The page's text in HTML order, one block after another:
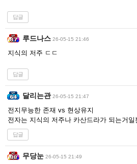
답글
루드나스 26-05-15 21:46
지식의 저주 ㄷㄷ
답글
달리는관 26-05-15 21:47
전지무능한 존재 vs 현상유지
전자는 지식의 저주나 카산드라가 되는거
답글
무당눈 26-05-15 21:49